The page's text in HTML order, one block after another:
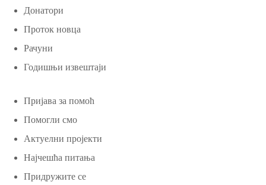
Донатори
Проток новца
Рачуни
Годишњи извештаји
Пријава за помоћ
Помогли смо
Актуелни пројекти
Најчешћа питања
Придружите се